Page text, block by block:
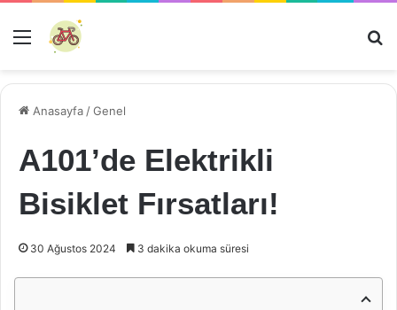
Menü
Anasayfa /Genel
A101’de Elektrikli
Bisiklet Fırsatları!
30 Ağustos 2024 3 dakika okuma süresi